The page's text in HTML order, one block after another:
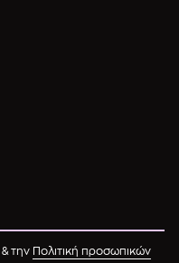
& την
Πολιτική προσωπικών